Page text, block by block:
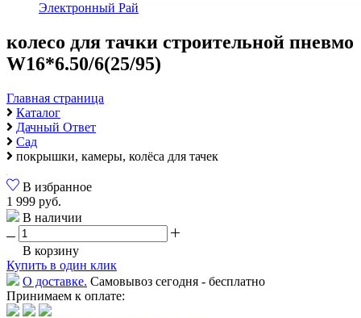
Электронный Рай
колесо для тачки строительной пневмо
W16*6.50/6(25/95)
Главная страница
Каталог
Дачный Ответ
Сад
покрышки, камеры, колёса для тачек
В избранное
1 999 руб.
В наличии
В корзину
Купить в один клик
О доставке. Самовывоз сегодня - бесплатно
Принимаем к оплате: